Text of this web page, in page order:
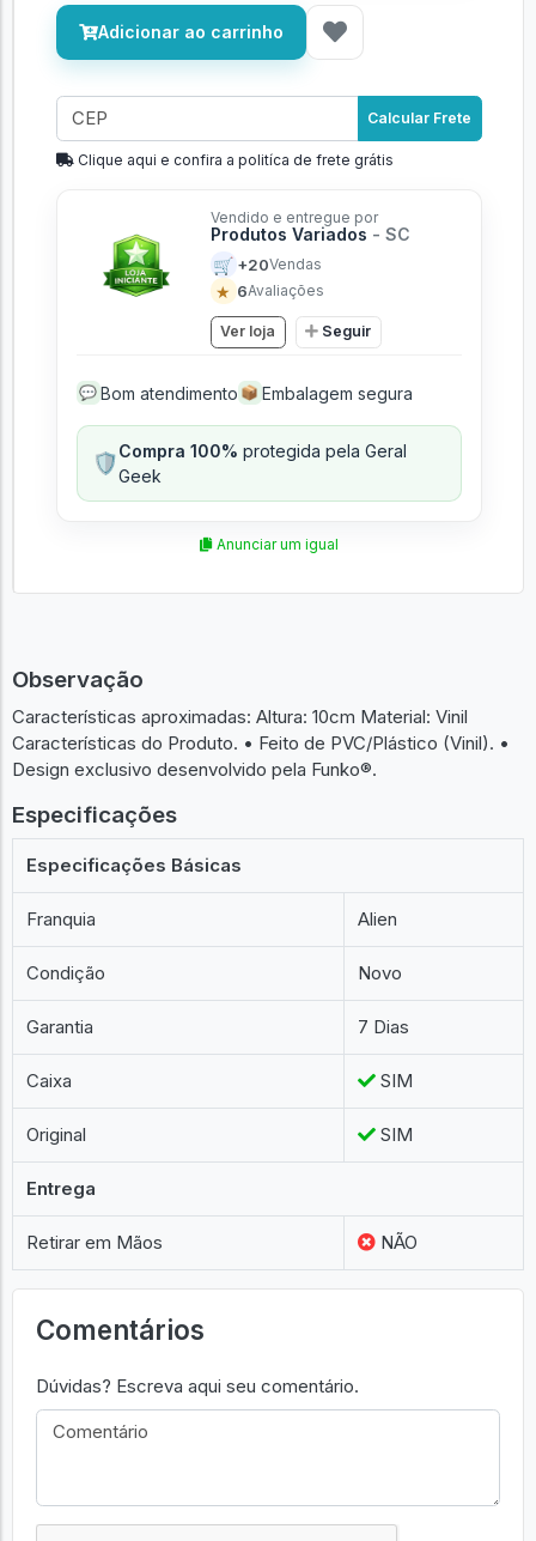
Adicionar ao carrinho
Calcular Frete
Clique aqui e confira a politíca de frete grátis
Vendido e entregue por
Produtos Variados - SC
🛒 +20Vendas
★ 6Avaliações
Ver loja Seguir
💬 Bom atendimento 📦 Embalagem segura
🛡️Compra 100% protegida pela Geral
Geek
Anunciar um igual
Observação
Características aproximadas: Altura: 10cm Material: Vinil
Características do Produto. • Feito de PVC/Plástico (Vinil). •
Design exclusivo desenvolvido pela Funko®.
Especificações
Especificações Básicas
Franquia Alien
Condição Novo
Garantia 7 Dias
Caixa SIM
Original SIM
Entrega
Retirar em Mãos NÃO
Comentários
Dúvidas? Escreva aqui seu comentário.